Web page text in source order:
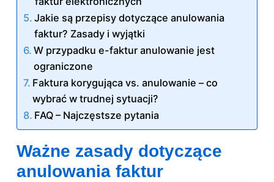
Jakie są przepisy dotyczące anulowania
faktur? Zasady i wyjątki
W przypadku e-faktur anulowanie jest
ograniczone
Faktura korygująca vs. anulowanie – co
wybrać w trudnej sytuacji?
FAQ – Najczęstsze pytania
Ważne zasady dotyczące
anulowania faktur